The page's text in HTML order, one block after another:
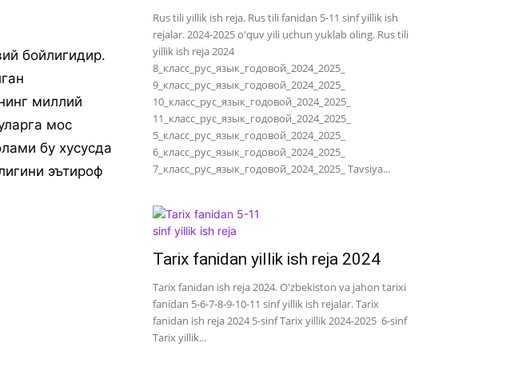
бойлигидир.
миллий
мос
бу хусусда
эътироф
Rus tili yillik ish reja. Rus tili fanidan 5-11 sinf yillik ish
rejalar. 2024-2025 o'quv yili uchun yuklab oling. Rus tili
yillik ish reja 2024
8_класс_рус_язык_годовой_2024_2025_
9_класс_рус_язык_годовой_2024_2025_
10_класс_рус_язык_годовой_2024_2025_
11_класс_рус_язык_годовой_2024_2025_
5_класс_рус_язык_годовой_2024_2025_
6_класс_рус_язык_годовой_2024_2025_
7_класс_рус_язык_годовой_2024_2025_ Tavsiya...
Tarix fanidan yillik ish reja 2024
Tarix fanidan ish reja 2024. O'zbekiston va jahon tarixi
fanidan 5-6-7-8-9-10-11 sinf yillik ish rejalar. Tarix
fanidan ish reja 2024 5-sinf Tarix yillik 2024-2025 6-sinf
Tarix yillik...